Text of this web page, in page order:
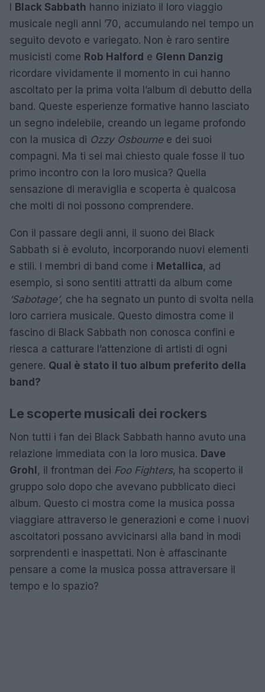
I Black Sabbath hanno iniziato il loro viaggio
musicale negli anni ’70, accumulando nel tempo un
seguito devoto e variegato. Non è raro sentire
musicisti come Rob Halford e Glenn Danzig
ricordare vividamente il momento in cui hanno
ascoltato per la prima volta l’album di debutto della
band. Queste esperienze formative hanno lasciato
un segno indelebile, creando un legame profondo
con la musica di Ozzy Osbournee dei suoi
compagni. Ma ti sei mai chiesto quale fosse il tuo
primo incontro con la loro musica? Quella
sensazione di meraviglia e scoperta è qualcosa
che molti di noi possono comprendere.
Con il passare degli anni, il suono dei Black
Sabbath si è evoluto, incorporando nuovi elementi
e stili. I membri di band come i Metallica, ad
esempio, si sono sentiti attratti da album come
‘Sabotage’, che ha segnato un punto di svolta nella
loro carriera musicale. Questo dimostra come il
fascino di Black Sabbath non conosca confini e
riesca a catturare l’attenzione di artisti di ogni
genere. Qual è stato il tuo album preferito della
band?
Le scoperte musicali dei rockers
Non tutti i fan dei Black Sabbath hanno avuto una
relazione immediata con la loro musica. Dave
Grohl, il frontman dei Foo Fighters, ha scoperto il
gruppo solo dopo che avevano pubblicato dieci
album. Questo ci mostra come la musica possa
viaggiare attraverso le generazioni e come i nuovi
ascoltatori possano avvicinarsi alla band in modi
sorprendenti e inaspettati. Non è affascinante
pensare a come la musica possa attraversare il
tempo e lo spazio?